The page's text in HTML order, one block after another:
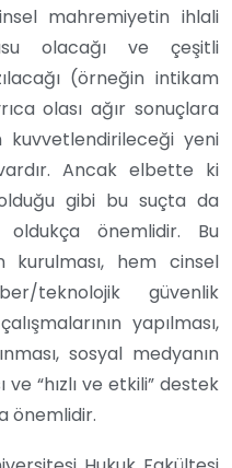
mahremiyetin ihlali
olacağı ve çeşitli
(örneğin intikam
olası ağır sonuçlara
kuvvetlendirileceği yeni
Ancak elbette ki
gibi bu suçta da
oldukça önemlidir. Bu
kurulması, hem cinsel
teknolojik güvenlik
yapılması,
sosyal medyanın
“hızlı ve etkili” destek
önemlidir.